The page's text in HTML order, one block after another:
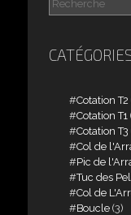
Cotation T2
Cotation T1
Cotation T3
Col de
Pic de
Tuc des
Col de
Boucle (3)